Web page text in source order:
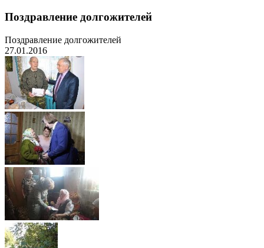
Поздравление долгожителей
Поздравление долгожителей
27.01.2016